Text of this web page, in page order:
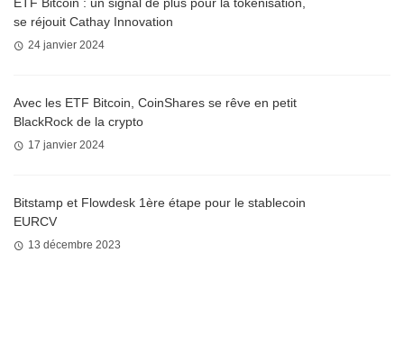
ETF Bitcoin : un signal de plus pour la tokenisation,
se réjouit Cathay Innovation
24 janvier 2024
Avec les ETF Bitcoin, CoinShares se rêve en petit
BlackRock de la crypto
17 janvier 2024
Bitstamp et Flowdesk 1ère étape pour le stablecoin
EURCV
13 décembre 2023